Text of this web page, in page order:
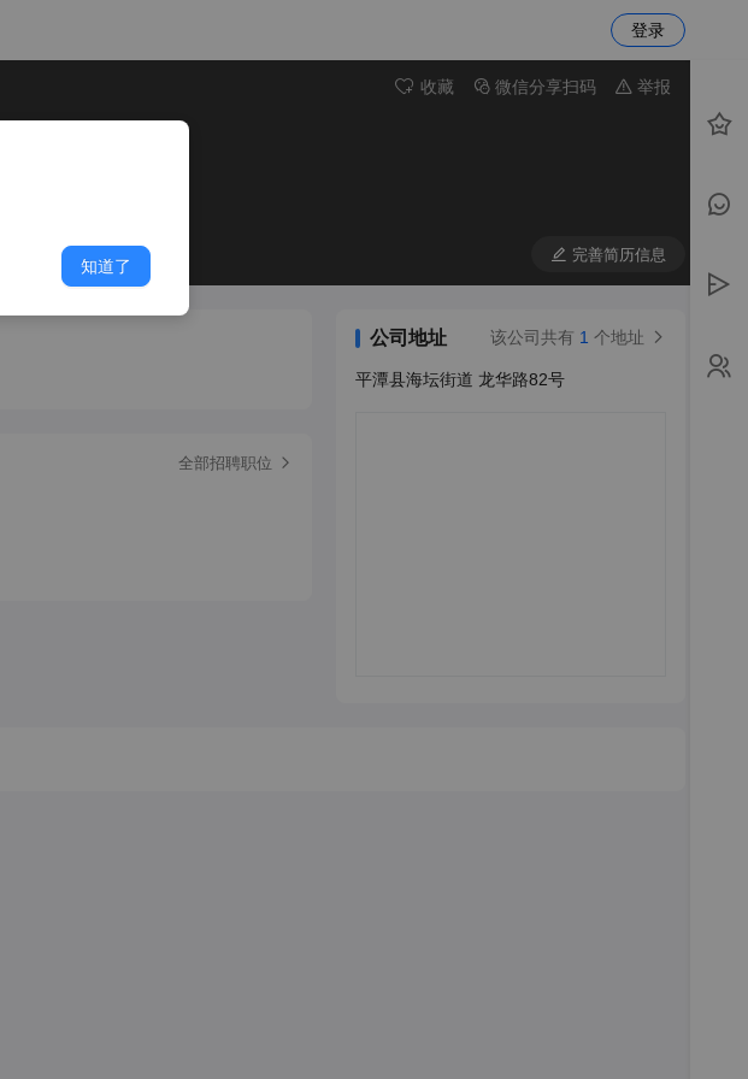
登录
收藏 微信分享扫码 举报
完善简历信息
全部招聘职位
公司地址 该公司共有 1 个地址
平潭县海坛街道 龙华路82号
知道了